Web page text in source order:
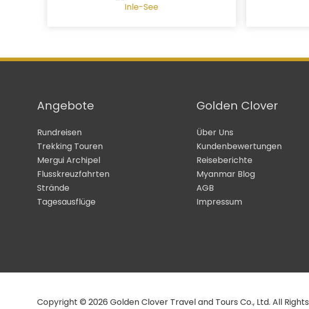
Inle-See
Angebote
Rundreisen
Trekking Touren
Mergui Archipel
Flusskreuzfahrten
Strände
Tagesausflüge
Golden Clover
Über Uns
Kundenbewertungen
Reiseberichte
Myanmar Blog
AGB
Impressum
Copyright © 2026 Golden Clover Travel and Tours Co., Ltd. All Rights